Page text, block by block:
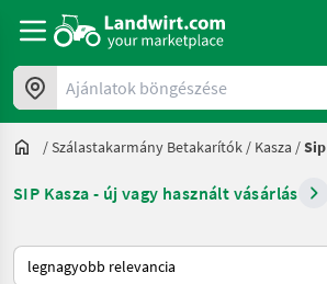
Ajánlatok böngészése
/Szálastakarmány Betakarítók / Kasza /Sip
SIP Kasza - új vagy használt vásárlás
Így van sorba rendezve a Landwirt.com-on